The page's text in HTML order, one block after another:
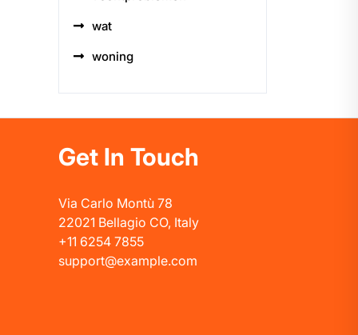
wat
woning
Get In Touch
Via Carlo Montù 78
22021 Bellagio CO, Italy
+11 6254 7855
support@example.com